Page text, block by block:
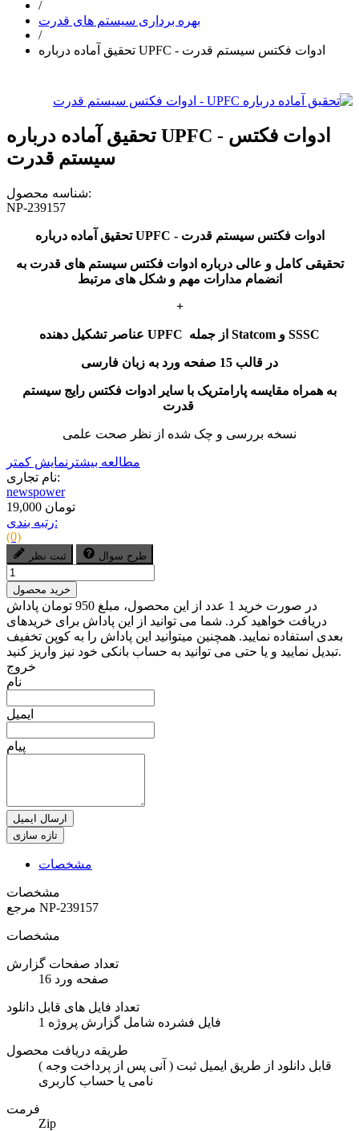
/
بهره برداری سیستم های قدرت
/
تحقیق آماده درباره UPFC - ادوات فکتس سیستم قدرت
تحقیق آماده درباره UPFC - ادوات فکتس
سیستم قدرت
شناسه محصول:
NP-239157
تحقیق آماده درباره UPFC - ادوات فکتس سیستم قدرت
تحقیقی کامل و عالی درباره ادوات فکتس سیستم های قدرت به
انضمام مدارات مهم و شکل های مرتبط
+
UPFC از جمله Statcom و SSSC
در قالب 15 صفحه ورد به زبان فارسی
به همراه مقایسه پارامتریک با سایر ادوات فکتس رایج سیستم
قدرت
نسخه بررسی و چک شده از نظر صحت علمی
مطالعه بیشتر نمایش کمتر
نام تجاری:
newspower
19,000 تومان
رتبه بندی:
(0)
ثبت نظر طرح سوال
خرید محصول
در صورت خرید 1 عدد از این محصول، مبلغ 950 تومان پاداش
دریافت خواهید کرد. شما می توانید از این پاداش برای خریدهای
بعدی استفاده نمایید. همچنین میتوانید این پاداش را به کوپن تخفیف
تبدیل نمایید و یا حتی می توانید به حساب بانکی خود نیز واریز کنید.
خروج
نام
ایمیل
پیام
ارسال ایمیل
مشخصات
مشخصات
NP-239157
مشخصات
تعداد صفحات گزارش
16 صفحه ورد
تعداد فایل های قابل دانلود
1 فایل فشرده شامل گزارش پروژه
طریقه دریافت محصول
( آنی پس از پرداخت وجه ) قابل دانلود از طریق ایمیل ثبت
نامی یا حساب کاربری
فرمت
Zip